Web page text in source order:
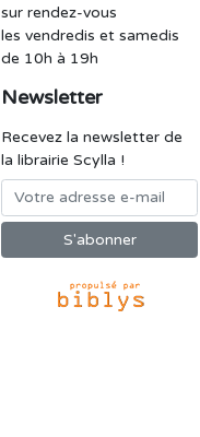
sur rendez-vous
les vendredis et samedis
de 10h à 19h
Newsletter
Recevez la newsletter de
la librairie Scylla !